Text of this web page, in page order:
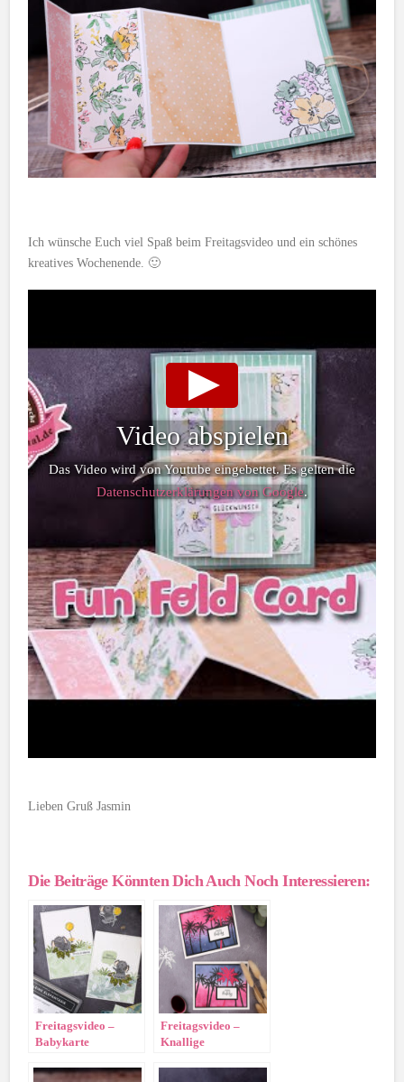
Ich wünsche Euch viel Spaß beim Freitagsvideo und ein schönes
kreatives Wochenende. 🙂
Video abspielen
Das Video wird von Youtube eingebettet. Es gelten die
Datenschutzerklärungen von Google.
Lieben Gruß Jasmin
Die Beiträge Könnten Dich Auch Noch Interessieren:
Freitagsvideo –
Babykarte
Freitagsvideo –
Knallige